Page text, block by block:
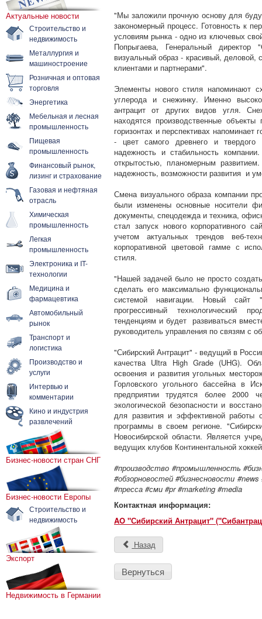
Актуальные новости
Строительство и
недвижимость
Металлургия и
машиностроение
Розничная и оптовая
торговля
Энергетика
Мебельная и лесная
промышленность
Пищевая
промышленность
Финансовый рынок,
лизинг и страхование
Газовая и нефтяная
отрасль
Химическая
промышленность
Легкая
промышленность
Электроника и IT-
технологии
Медицина и
фармацевтика
Автомобильный
рынок
Транспорт и
логистика
Производство и
услуги
Интервью и
комментарии
Кино и индустрия
развлечений
Бизнес-новости стран СНГ
Бизнес-новости Европы
Строительство и
недвижимость
Экспорт
Недвижимость в Германии
"Мы заложили прочную основу для
закономерный процесс. Готовность к
условиям рынка - одно из ключевых
Попрыгаева, Генеральный
визуальный образ - красивый, деловой,
клиентами и партнерами".
Элементы нового стиля напоминают
углерода и снежинку. Именно
антрацит от других видов угля.
находятся производственные
горизонтах и перспективах напоминает
- цвет самого древнего и
надежность и стабильность
открытостью, планомерным
надежность, возможности развития и
Смена визуального образа компании
были изменены основные носители
документы, спецодежда и техника,
стал запуск нового корпоративного
учетом актуальных трендов веб-
корпоративной цветовой гамме с
стиля.
"Нашей задачей было не просто
сделать его максимально
системой навигации. Новый сайт
прогрессивный технологический
тенденциям и будет развиваться
руководитель управления по связям с
"Сибирский Антрацит" - ведущий в
качества Ultra High Grade (UHG).
освоения и развития угольных
Горловского угольного бассейна в
предприятии трудятся более 2000
экологической безопасности и
для развития и эффективной работы
программы в своем регионе.
Новосибирской области. Является
ведущих клубов Континентальной
#производство #промышленность
#обзорновостей #бизнесновости
#пресса #сми #pr #marketing #media
Контактная информация:
AO "Сибирский Антрацит"
Назад
Вернуться